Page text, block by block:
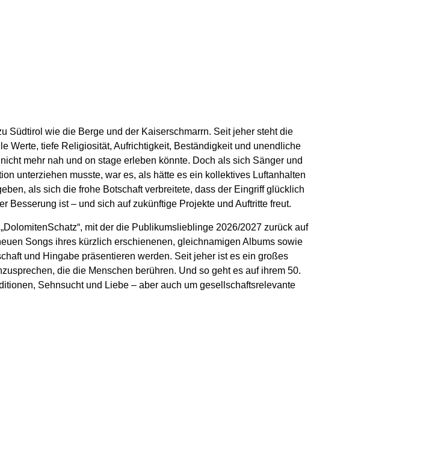
Südtirol wie die Berge und der Kaiserschmarrn. Seit jeher steht die
Werte, tiefe Religiosität, Aufrichtigkeit, Beständigkeit und unendliche
mehr nah und on stage erleben könnte. Doch als sich Sänger und
unterziehen musste, war es, als hätte es ein kollektives Luftanhalten
als sich die frohe Botschaft verbreitete, dass der Eingriff glücklich
Besserung ist – und sich auf zukünftige Projekte und Auftritte freut.
mit der die Publikumslieblinge 2026/2027 zurück auf
Songs ihres kürzlich erschienenen, gleichnamigen Albums sowie
und Hingabe präsentieren werden. Seit jeher ist es ein großes
die die Menschen berühren. Und so geht es auf ihrem 50.
Sehnsucht und Liebe – aber auch um gesellschaftsrelevante